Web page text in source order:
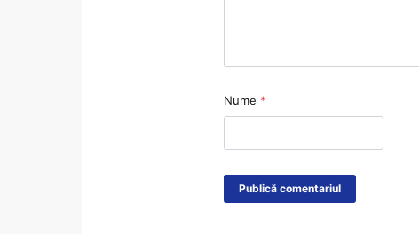
Nume *